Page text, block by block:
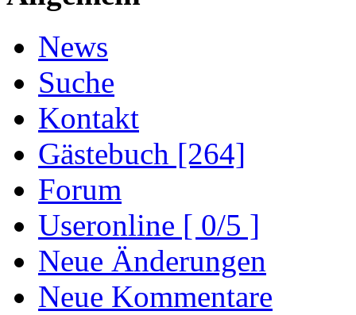
News
Suche
Kontakt
Gästebuch [264]
Forum
Useronline [ 0/5 ]
Neue Änderungen
Neue Kommentare